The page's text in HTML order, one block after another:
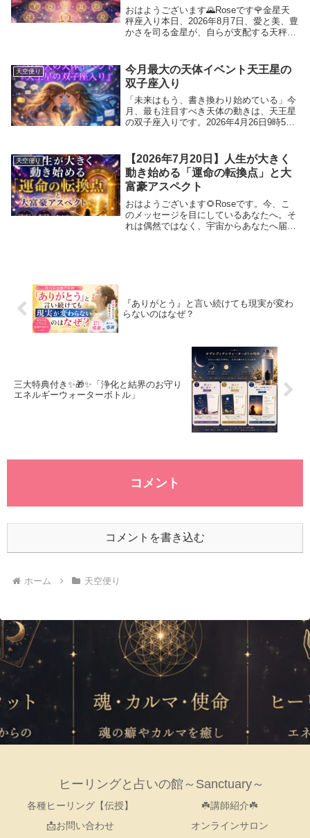
おはようございます🌄Roseです🌹金星天
秤座入り本日、2026年8月7日、愛と美、豊
かさを司る金星が、自らが支配する天秤座
は、「調和」「ご縁」「魅力」「美意識」
「豊か...
天空便り
今月最大の天体イベント天王星の
双子座入り
「未来はもう、書き換わり始めている」今
月、最も注目すべき天体の動きは、天王星
の双子座入りです。2026年4月26日9時52
のは約7年ぶり。2018年から滞在してい
た...
天空便り
【2026年7月20日】人生が大きく
動き始める「運命の転換点」と大
富豪アスペクト
おはようございます🌻Roseです。今、こ
のメッセージを目にしているあなたへ。そ
れは偶然ではなく、宇宙からあなたへ届け
『ありがとう』と言い続けても現実が変わ
らないのはなぜ？
三大特典付き✨🎁✨「浄化と結界のお守り
エネルギーウォーターボトル」
コメント
コメントを書き込む
ホーム 天空便り
ヒーリングと占いの館～Sanctuary～
各種ヒーリング【伝授】
☘️講師紹介☘️
📩お問い合わせ
オンラインサロン